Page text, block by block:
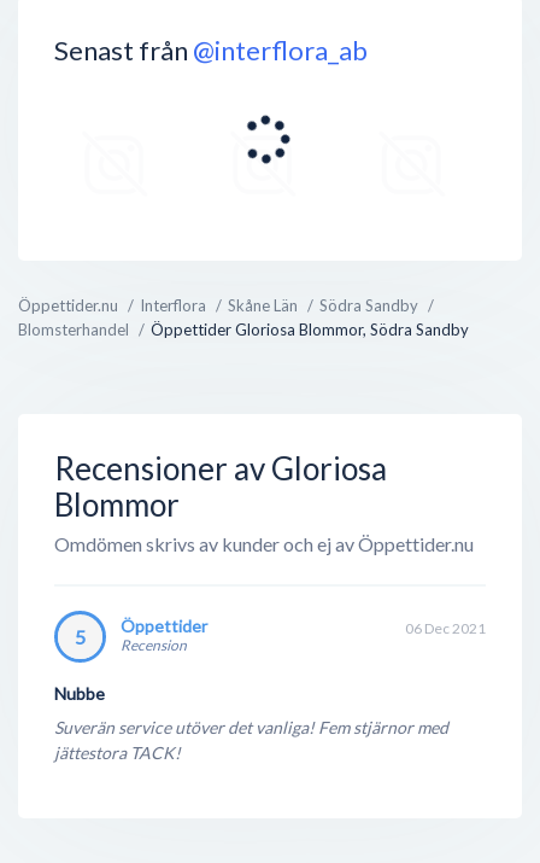
Öppettider.nu Interflora Skåne Län
Södra Sandby
Blomsterhandel
Öppettider Gloriosa Blommor, Södra Sandby
Senast från @interflora_ab
Recensioner av Gloriosa
Blommor
Omdömen skrivs av kunder och ej av Öppettider.nu
5 Öppettider
Recension
Nubbe
06 Dec 2021
Suverän service utöver det vanliga! Fem stjärnor med
jättestora TACK!